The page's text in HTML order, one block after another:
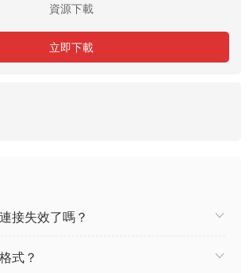
資源下載
立即下載
接失效了嗎？
式？